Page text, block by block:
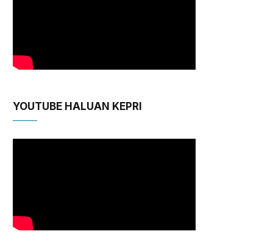
YOUTUBE HALUAN KEPRI